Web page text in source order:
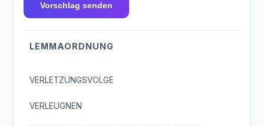
Vorschlag senden
LEMMAORDNUNG
VERLETZUNGSVOLGE
VERLEUGNEN